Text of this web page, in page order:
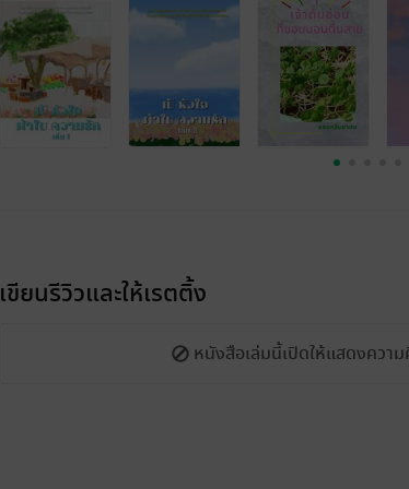
เขียนรีวิวและให้เรตติ้ง
หนังสือเล่มนี้เปิดให้แสดงควา